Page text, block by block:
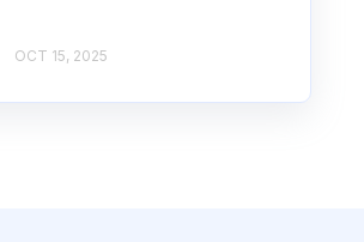
OCT 15, 2025